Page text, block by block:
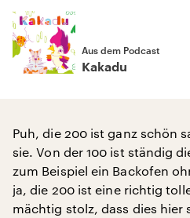
Aus dem Podcast
Kakadu
Puh, die 200 ist ganz schön
sie. Von der 100 ist ständig
zum Beispiel ein Backofen
ja, die 200 ist eine richtig
mächtig stolz, dass dies hier